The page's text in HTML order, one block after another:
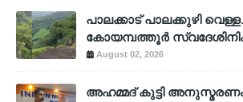
പാലക്കാട് പാലക്കുഴി
കോയമ്പത്തൂര്‍
August 02, 2026
അഹമ്മദ് കുട്ടി